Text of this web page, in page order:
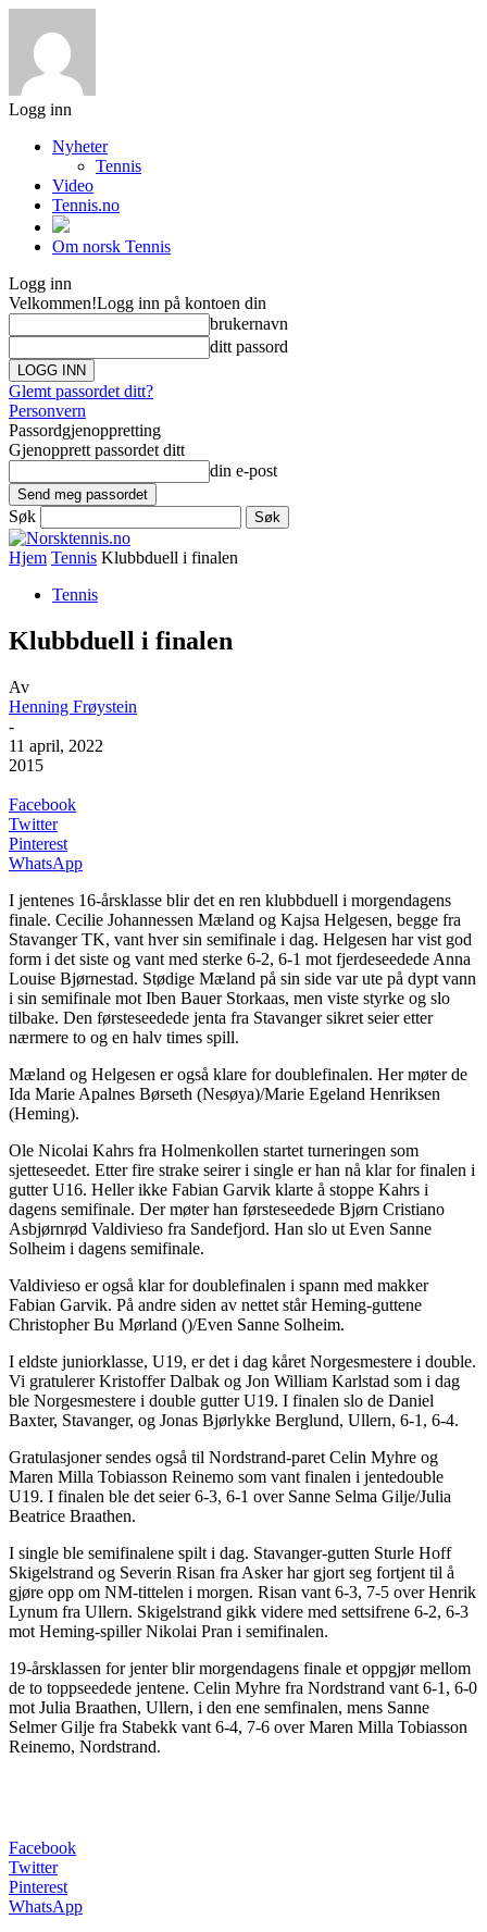
Logg inn
Nyheter
Tennis
Video
Tennis.no
Om norsk Tennis
Logg inn
Velkommen!Logg inn på kontoen din
brukernavn
ditt passord
Glemt passordet ditt?
Personvern
Passordgjenoppretting
Gjenopprett passordet ditt
din e-post
Søk
Hjem Tennis Klubbduell i finalen
Tennis
Klubbduell i finalen
Av
Henning Frøystein
-
11 april, 2022
2015
Facebook
Twitter
Pinterest
WhatsApp
I jentenes 16-årsklasse blir det en ren klubbduell i morgendagens
finale. Cecilie Johannessen Mæland og Kajsa Helgesen, begge fra
Stavanger TK, vant hver sin semifinale i dag. Helgesen har vist god
form i det siste og vant med sterke 6-2, 6-1 mot fjerdeseedede Anna
Louise Bjørnestad. Stødige Mæland på sin side var ute på dypt vann
i sin semifinale mot Iben Bauer Storkaas, men viste styrke og slo
tilbake. Den førsteseedede jenta fra Stavanger sikret seier etter
nærmere to og en halv times spill.
Mæland og Helgesen er også klare for doublefinalen. Her møter de
Ida Marie Apalnes Børseth (Nesøya)/Marie Egeland Henriksen
(Heming).
Ole Nicolai Kahrs fra Holmenkollen startet turneringen som
sjetteseedet. Etter fire strake seirer i single er han nå klar for finalen i
gutter U16. Heller ikke Fabian Garvik klarte å stoppe Kahrs i
dagens semifinale. Der møter han førsteseedede Bjørn Cristiano
Asbjørnrød Valdivieso fra Sandefjord. Han slo ut Even Sanne
Solheim i dagens semifinale.
Valdivieso er også klar for doublefinalen i spann med makker
Fabian Garvik. På andre siden av nettet står Heming-guttene
Christopher Bu Mørland ()/Even Sanne Solheim.
I eldste juniorklasse, U19, er det i dag kåret Norgesmestere i double.
Vi gratulerer Kristoffer Dalbak og Jon William Karlstad som i dag
ble Norgesmestere i double gutter U19. I finalen slo de Daniel
Baxter, Stavanger, og Jonas Bjørlykke Berglund, Ullern, 6-1, 6-4.
Gratulasjoner sendes også til Nordstrand-paret Celin Myhre og
Maren Milla Tobiasson Reinemo som vant finalen i jentedouble
U19. I finalen ble det seier 6-3, 6-1 over Sanne Selma Gilje/Julia
Beatrice Braathen.
I single ble semifinalene spilt i dag. Stavanger-gutten Sturle Hoff
Skigelstrand og Severin Risan fra Asker har gjort seg fortjent til å
gjøre opp om NM-tittelen i morgen. Risan vant 6-3, 7-5 over Henrik
Lynum fra Ullern. Skigelstrand gikk videre med settsifrene 6-2, 6-3
mot Heming-spiller Nikolai Pran i semifinalen.
19-årsklassen for jenter blir morgendagens finale et oppgjør mellom
de to toppseedede jentene. Celin Myhre fra Nordstrand vant 6-1, 6-0
mot Julia Braathen, Ullern, i den ene semfinalen, mens Sanne
Selmer Gilje fra Stabekk vant 6-4, 7-6 over Maren Milla Tobiasson
Reinemo, Nordstrand.
Facebook
Twitter
Pinterest
WhatsApp